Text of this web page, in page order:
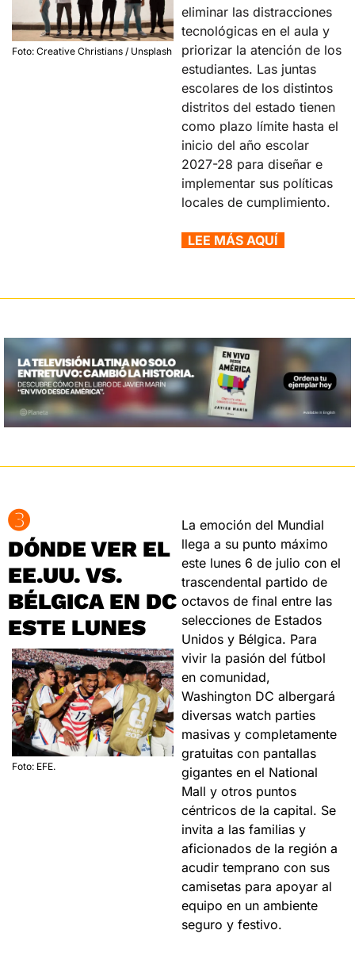
Foto: Creative Christians / Unsplash
eliminar las distracciones
tecnológicas en el aula y
priorizar la atención de los
estudiantes. Las juntas
escolares de los distintos
distritos del estado tienen
como plazo límite hasta el
inicio del año escolar
2027-28 para diseñar e
implementar sus políticas
locales de cumplimiento.
  LEE MÁS AQUÍ
➌
DÓNDE VER EL
EE.UU. VS.
BÉLGICA EN DC
ESTE LUNES
Foto: EFE.
La emoción del Mundial
llega a su punto máximo
este lunes 6 de julio con el
trascendental partido de
octavos de final entre las
selecciones de Estados
Unidos y Bélgica. Para
vivir la pasión del fútbol
en comunidad,
Washington DC albergará
diversas watch parties
masivas y completamente
gratuitas con pantallas
gigantes en el National
Mall y otros puntos
céntricos de la capital. Se
invita a las familias y
aficionados de la región a
acudir temprano con sus
camisetas para apoyar al
equipo en un ambiente
seguro y festivo.